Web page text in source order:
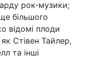
рок-музики;
більшого
відомі плоди
Стівен Тайлер,
та інші